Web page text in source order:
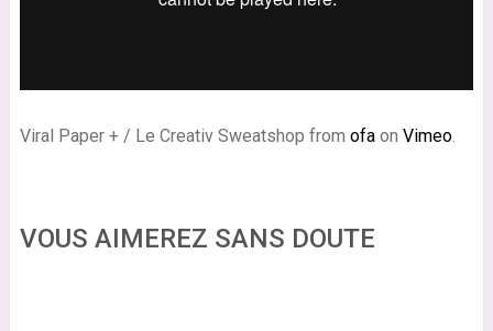
Viral Paper + / Le Creativ Sweatshop from ofaon Vimeo.
VOUS AIMEREZ SANS DOUTE